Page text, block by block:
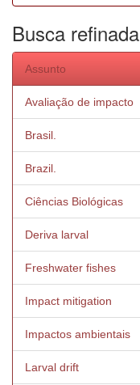
Busca refinada
Assunto
Avaliação de impacto
Brasil.
Brazil.
Ciências Biológicas
Deriva larval
Freshwater fishes
Impact mitigation
Impactos ambientais
Larval drift